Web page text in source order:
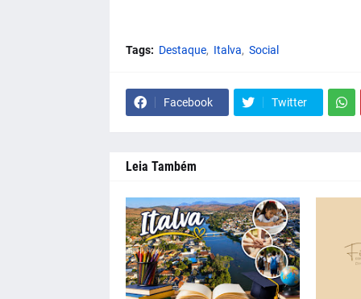
Tags: Destaque Italva Social
Facebook Twitter
Leia Também